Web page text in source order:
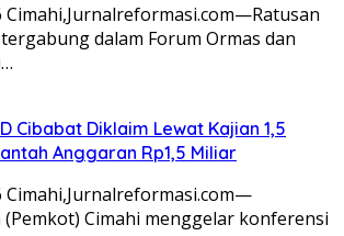
Cimahi,Jurnalreformasi.com—Ratusan
dalam Forum Ormas dan
Cibabat Diklaim Lewat Kajian 1,5
Anggaran Rp1,5 Miliar
Cimahi,Jurnalreformasi.com—
Cimahi menggelar konferensi